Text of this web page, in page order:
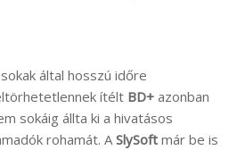
által hosszú időre
ítélt BD+ azonban
sokáig állta ki a hivatásos
rohamát. ASlySoft már be is